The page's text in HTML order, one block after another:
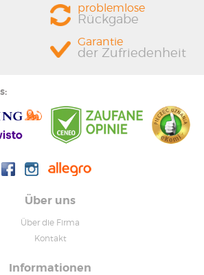
problemlose
Rückgabe
Garantie
der Zufriedenheit
Über uns
Über die Firma
Kontakt
Informationen